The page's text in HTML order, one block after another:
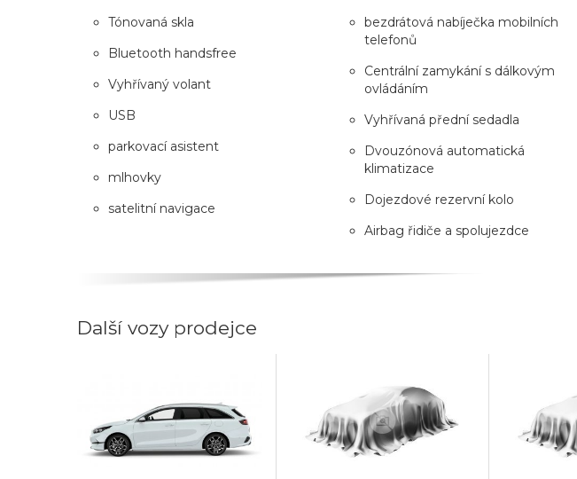
Tónovaná skla
Bluetooth handsfree
Vyhřívaný volant
USB
parkovací asistent
mlhovky
satelitní navigace
bezdrátová nabíječka mobilních
telefonů
Centrální zamykání s dálkovým
ovládáním
Vyhřívaná přední sedadla
Dvouzónová automatická
klimatizace
Dojezdové rezervní kolo
Airbag řidiče a spolujezdce
Další vozy prodejce